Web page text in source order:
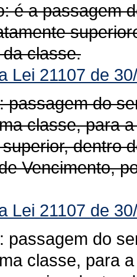
é a passagem
classe.
Lei 21107 de
passagem do
classe, para
dentro
Vencimento,
Lei 21107 de
passagem do
classe, para